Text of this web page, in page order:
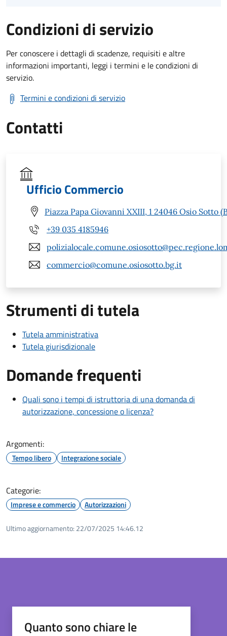
Condizioni di servizio
Per conoscere i dettagli di scadenze, requisiti e altre
informazioni importanti, leggi i termini e le condizioni di
servizio.
Termini e condizioni di servizio
Contatti
Ufficio Commercio
Piazza Papa Giovanni XXIII, 1 24046 Osio Sotto
+39 035 4185946
commercio@comune.osiosotto.bg.it
Strumenti di tutela
Tutela amministrativa
Tutela giurisdizionale
Domande frequenti
Quali sono i tempi di istruttoria di una domanda di
autorizzazione, concessione o licenza?
Argomenti:
Tempo libero Integrazione sociale
Categorie:
Imprese e commercio Autorizzazioni
Ultimo aggiornamento: 22/07/2025 14:46.12
Quanto sono chiare le